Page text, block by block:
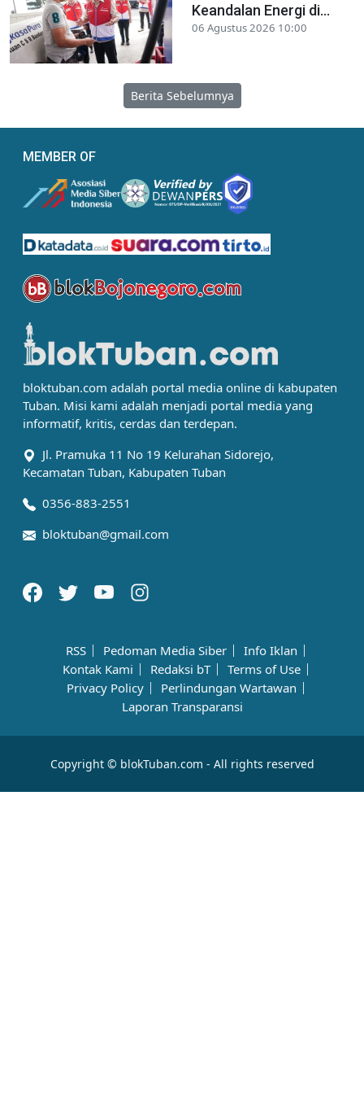
Keandalan Energi di...
06 Agustus 2026 10:00
Berita Sebelumnya
MEMBER OF
bloktuban.com adalah portal media online di kabupaten
Tuban. Misi kami adalah menjadi portal media yang
informatif, kritis, cerdas dan terdepan.
Jl. Pramuka 11 No 19 Kelurahan Sidorejo,
Kecamatan Tuban, Kabupaten Tuban
0356-883-2551
bloktuban@gmail.com
RSS Pedoman Media Siber
Info Iklan
Kontak Kami
Redaksi bT
Terms of Use
Privacy Policy
Perlindungan Wartawan
Laporan Transparansi
Copyright © blokTuban.com - All rights reserved